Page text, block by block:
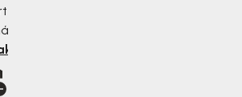
iný spôsob,
kontaktovať.
nás